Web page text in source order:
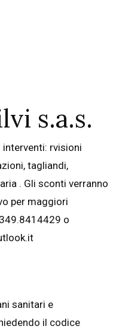
s.a.s.
rvisioni
tagliandi,
. Gli sconti verranno
per maggiori
o
sanitari e
il codice